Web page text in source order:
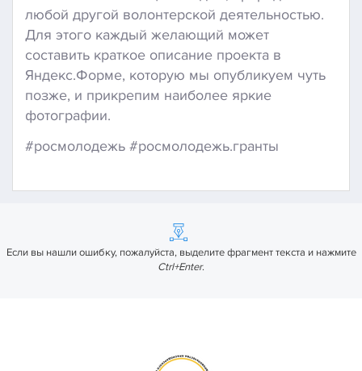
любой другой волонтерской деятельностью.
Для этого каждый желающий может
составить краткое описание проекта в
Яндекс.Форме, которую мы опубликуем чуть
позже, и прикрепим наиболее яркие
фотографии.
#росмолодежь #росмолодежь.гранты
Если вы нашли ошибку, пожалуйста, выделите фрагмент текста и нажмите
Ctrl+Enter.